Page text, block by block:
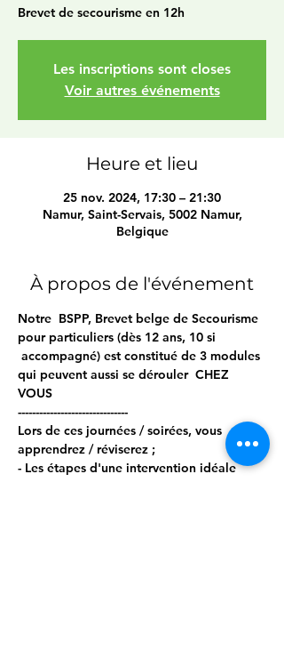
Brevet de secourisme en 12h
Les inscriptions sont closes
Voir autres événements
Heure et lieu
25 nov. 2024, 17:30 – 21:30
Namur, Saint-Servais, 5002 Namur,
Belgique
À propos de l'événement
Notre  BSPP, Brevet belge de Secourisme
pour particuliers (dès 12 ans, 10 si
accompagné) est constitué de 3 modules
qui peuvent aussi se dérouler  CHEZ
VOUS
-------------------------------
Lors de ces journées / soirées, vous
apprendrez / réviserez ;
- Les étapes d'une intervention idéale